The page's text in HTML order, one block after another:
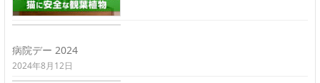
病院デー 2024
2024年8月12日